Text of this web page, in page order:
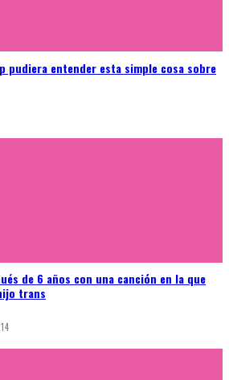
pudiera entender esta simple cosa sobre
de 6 años con una canción en la que
trans